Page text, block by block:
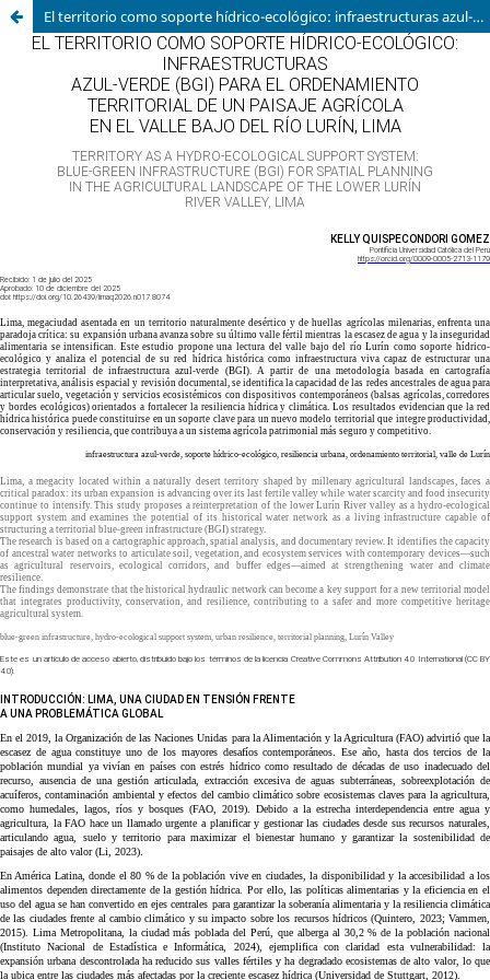
El territorio como soporte hídrico-ecológico: infraestructuras azul-verde (BGI) para el ordenamiento territorial de un paisaje agrícola en el valle bajo del río Lurín, Lima